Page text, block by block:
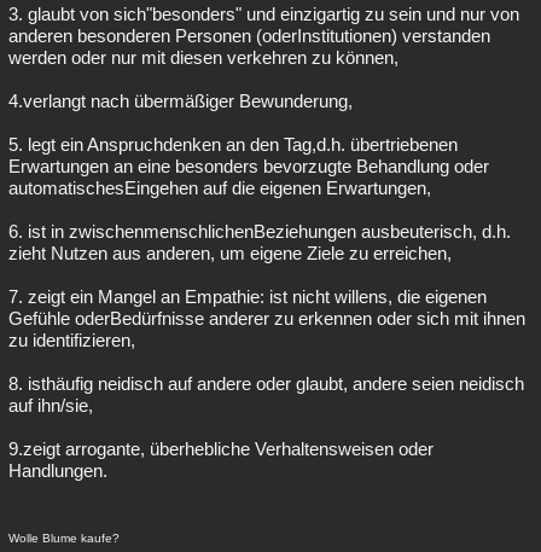
3. glaubt von sich"besonders" und einzigartig zu sein und nur von
anderen besonderen Personen (oderInstitutionen) verstanden
werden oder nur mit diesen verkehren zu können,
4.verlangt nach übermäßiger Bewunderung,
5. legt ein Anspruchdenken an den Tag,d.h. übertriebenen
Erwartungen an eine besonders bevorzugte Behandlung oder
automatischesEingehen auf die eigenen Erwartungen,
6. ist in zwischenmenschlichenBeziehungen ausbeuterisch, d.h.
zieht Nutzen aus anderen, um eigene Ziele zu erreichen,
7. zeigt ein Mangel an Empathie: ist nicht willens, die eigenen
Gefühle oderBedürfnisse anderer zu erkennen oder sich mit ihnen
zu identifizieren,
8. isthäufig neidisch auf andere oder glaubt, andere seien neidisch
auf ihn/sie,
9.zeigt arrogante, überhebliche Verhaltensweisen oder
Handlungen.
Wolle Blume kaufe?